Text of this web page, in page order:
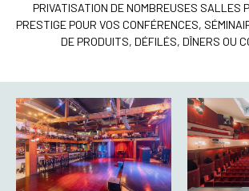
PRIVATISATION DE NOMBREUSES SALLES
PRESTIGE POUR VOS CONFÉRENCES,
DE PRODUITS, DÉFILÉS, DÎNERS OU